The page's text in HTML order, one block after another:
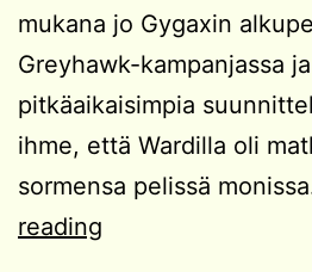
mukana jo Gygaxin
Greyhawk-kampanjassa
pitkäaikaisimpia
ihme, että Wardilla oli
sormensa pelissä
reading